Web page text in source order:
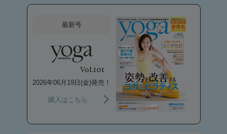
最新号
Vol.101
2026年06月19日(金)発売！
購入はこちら